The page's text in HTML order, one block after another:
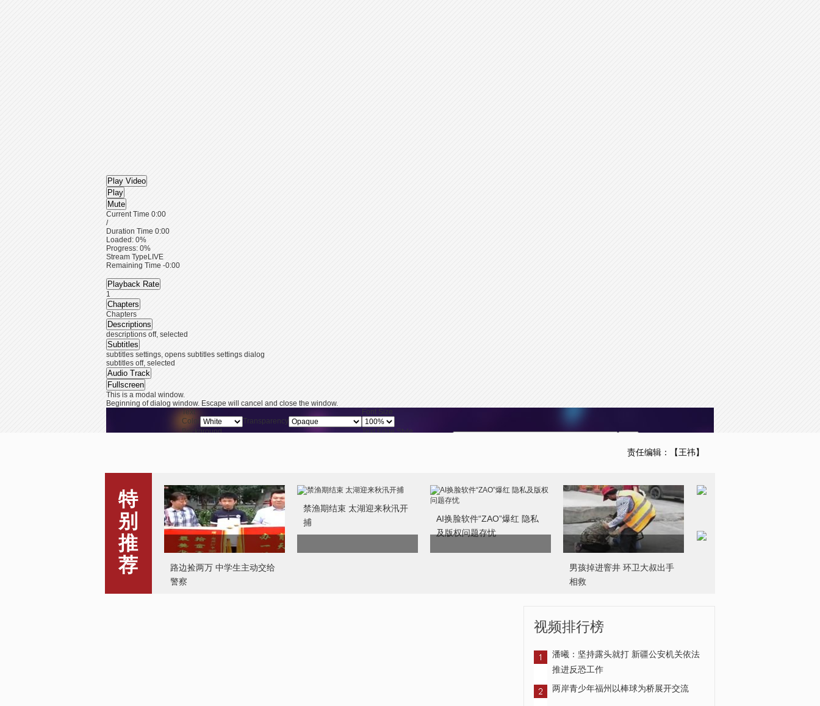
Play Video
Play
Mute
Current Time 0:00
/
Duration Time 0:00
Loaded : 0%
Progress: 0%
Stream Type LIVE
Remaining Time -0:00
Playback Rate
1
Chapters
Chapters
Descriptions
descriptions off, selected
Subtitles
subtitles settings, opens subtitles settings dialog
subtitles off, selected
Audio Track
Fullscreen
This is a modal window.
Beginning of dialog window. Escape will cancel and close the window.
Text
Color
Transparency
Background
Font Size
Text Edge Style
责任编辑：【王祎】
特
别
推
荐
路边捡两万 中学生主动交给
警察
男孩掉进窨井 环卫大叔出手
相救
视频排行榜
潘曦：坚持露头就打 新疆公安机关依法
推进反恐工作
两岸青少年福州以棒球为桥展开交流